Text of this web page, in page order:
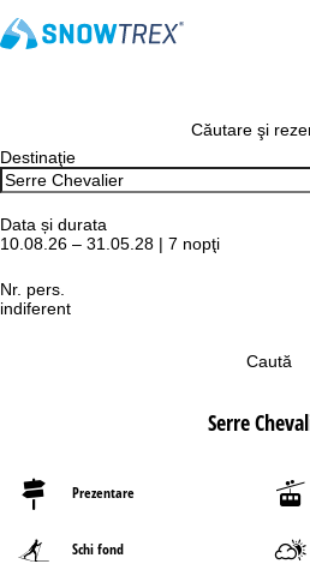
Căutare şi
Destinaţie
Data și durata
10.08.26 – 31.05.28 | 7 nopţi
Nr. pers.
indiferent
Caută
Serre
Prezentare
Schi fond